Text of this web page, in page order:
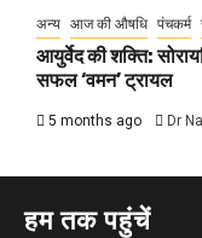
अन्य आज की औषधि पंचकर्म
आयुर्वेद की शक्ति:
सफल ‘वमन’ ट्रायल
5 months ago Dr
हम तक पहुंचें